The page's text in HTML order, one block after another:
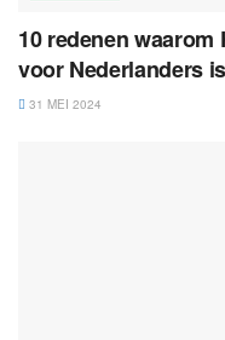
10 redenen
voor Nederlanders is
31 MEI 2024